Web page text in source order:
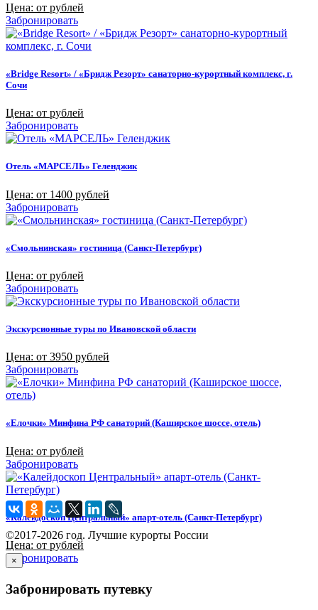
Цена: от рублей
Забронировать
«Bridge Resort» / «Бридж Резорт» санаторно-курортный комплекс, г.
Сочи
Цена: от рублей
Забронировать
Отель «МАРСЕЛЬ» Геленджик
Цена: от 1400 рублей
Забронировать
«Смольнинская» гостиница (Санкт-Петербург)
Цена: от рублей
Забронировать
Экскурсионные туры по Ивановской области
Цена: от 3950 рублей
Забронировать
«Елочки» Минфина РФ санаторий (Каширское шоссе, отель)
Цена: от рублей
Забронировать
«Калейдоскоп Центральный» апарт-отель (Санкт-Петербург)
Цена: от рублей
Забронировать
©2017-2026 год. Лучшие курорты России
×
Забронировать путевку